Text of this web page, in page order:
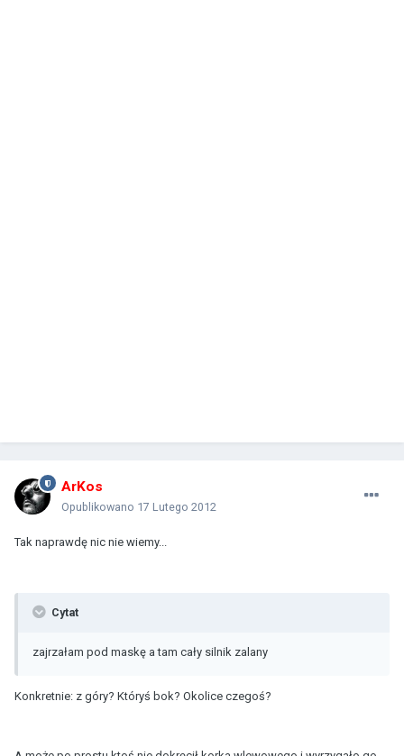
ArKos
Opublikowano 17 Lutego 2012
Tak naprawdę nic nie wiemy...
Cytat
zajrzałam pod maskę a tam cały silnik zalany
Konkretnie: z góry? Któryś bok? Okolice czegoś?